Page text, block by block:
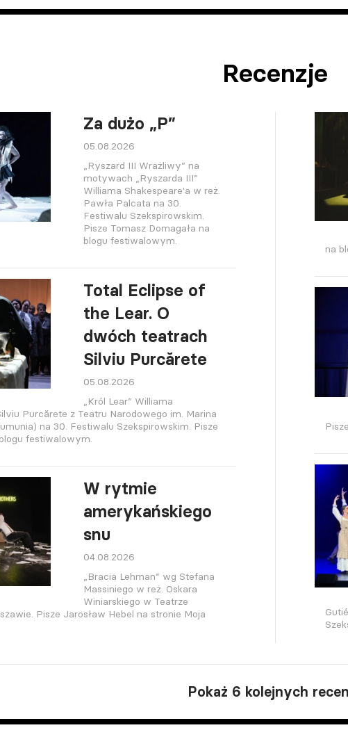
Recenzje
Za dużo „P”
05.08.2026
„Ryszard III Wrażliwy” na
motywach „Ryszarda III”
Williama Shakespeare'a w reż.
Pawła Palcata na 30.
Festiwalu Szekspirowskim.
Pisze Tomasz Domagała na
blogu festiwalowym.
Total Eclipse of
the Lear. O
dwóch teatrach
Silviu Purcărete
05.08.2026
„Król Lear” Williama
Purcărete z Teatru Narodowego im. Marina
na 30. Festiwalu Szekspirowskim. Pisze
festiwalowym.
W rytmie
amerykańskiego
snu
04.08.2026
„Bracia Lehman” wg Stefana
Massiniego w reż. Oskara
Winiarskiego w Teatrze
Pisze Jarosław Hebel na stronie Moja
na
Pokaż 6 kolejnych